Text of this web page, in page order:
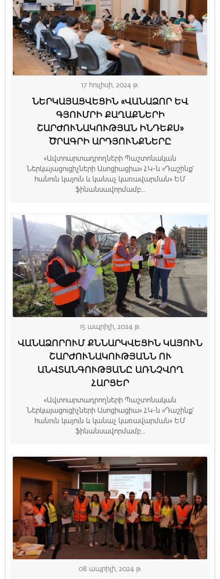
17 հուլիսի, 2024 թ.
ՆԵՐԿԱՅԱՑՎԵՑԻՆ «ՎԱՆԱՁՈՐ ԵՎ
ԳՅՈՒՄՐԻ ՔԱՂԱՔՆԵՐԻ
ՇԱՐԺՈՒՆԱԿՈՒԹՅԱՆ ԻՆԴԵՔՍ»
ԾՐԱԳՐԻ ԱՐԴՅՈՒՆՔՆԵՐԸ
«Ավտոարտադրողների Պաշտոնական
Ներկայացուցիչների Ասոցիացիա» ՀԿ-ն «Դաշինք՝
հանուն կայուն և կանաչ կառավարման» ԵՄ
ֆինանսավորմամբ...
15 ապրիլի, 2024 թ.
ՎԱՆԱՁՈՐՈՒՄ ՔՆՆԱՐԿՎԵՑԻՆ ԿԱՅՈՒՆ
ՇԱՐԺՈՒՆԱԿՈՒԹՅԱՆՆ ՈՒ
ԱՆՎՏԱՆԳՈՒԹՅԱՆԸ ԱՌՆՉՎՈՂ
ՀԱՐՑԵՐ
«Ավտոարտադրողների Պաշտոնական
Ներկայացուցիչների Ասոցիացիա» ՀԿ-ն «Դաշինք՝
հանուն կայուն և կանաչ կառավարման» ԵՄ
ֆինանսավորմամբ...
08 ապրիլի, 2024 թ.